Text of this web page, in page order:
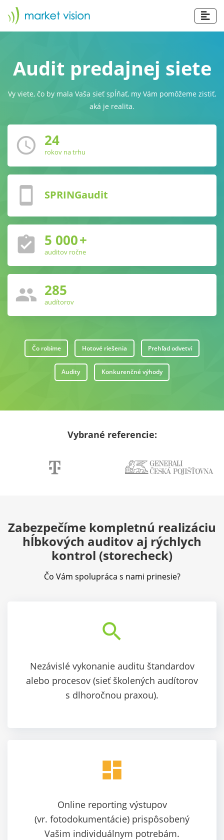
Audit predajnej siete
Vy viete, čo by mala Vaša sieť spĺňať, my Vám pomôžeme zistiť,
aká je realita.
schedule 24
rokov na trhu
smartphone SPRINGaudit
assignment_turned_in 5 000+
auditov ročne
people 285
audítorov
Čo robíme Hotové riešenia Prehľad odvetví
Audity Konkurenčné výhody
Vybrané referencie:
Zabezpečíme kompletnú realizáciu
hĺbkových auditov aj rýchlych
kontrol (storecheck)
Čo Vám spolupráca s nami prinesie?
search
Nezávislé vykonanie auditu štandardov
alebo procesov (sieť školených audítorov
s dlhoročnou praxou).
dashboard
Online reporting výstupov
(vr. fotodokumentácie) prispôsobený
Vašim individuálnym potrebám.